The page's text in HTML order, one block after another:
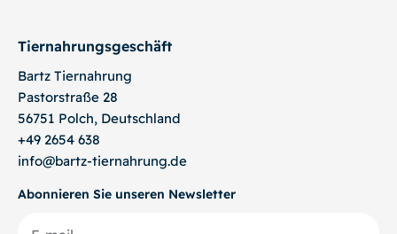
Tiernahrungsgeschäft
Bartz Tiernahrung
Pastorstraße 28
56751 Polch, Deutschland
+49 2654 638
info@bartz-tiernahrung.de
Abonnieren Sie unseren Newsletter